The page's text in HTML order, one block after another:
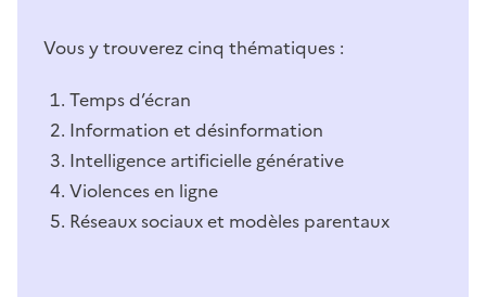
Vous y trouverez cinq thématiques :
Temps d’écran
Information et désinformation
Intelligence artificielle générative
Violences en ligne
Réseaux sociaux et modèles parentaux